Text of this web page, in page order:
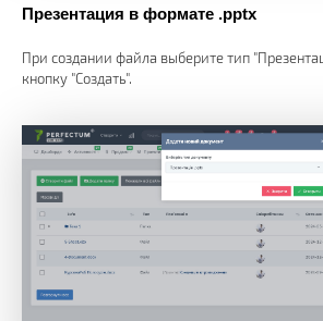
Презентация в формате .pptx
При создании файла выберите тип
кнопку "Создать".